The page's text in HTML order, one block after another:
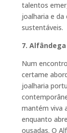
talentos
joalharia e da
sustentáveis.
7.
Num
certame
joalharia
mantém viva
enquanto
ousadas. O